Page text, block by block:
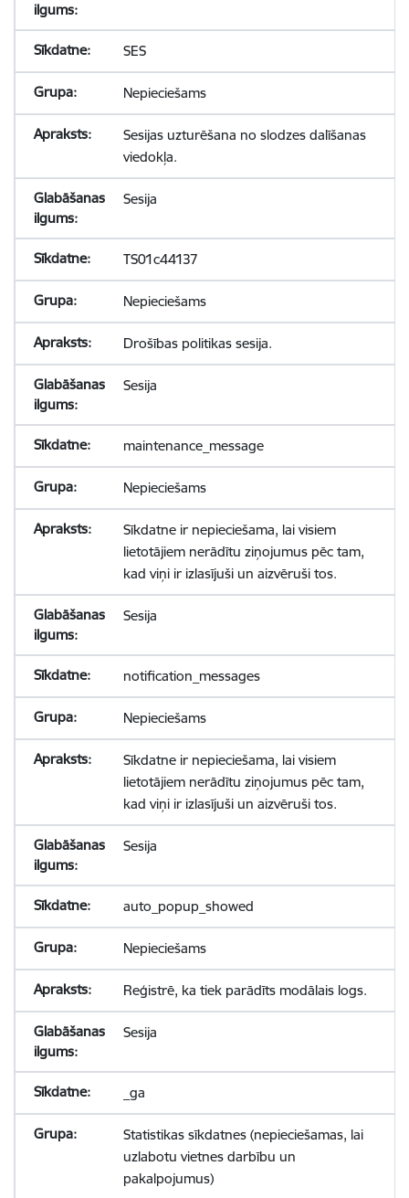
SES
Nepieciešams
Sesijas uzturēšana no slodzes dalīšanas
viedokļa.
Sesija
TS01c44137
Nepieciešams
Drošības politikas sesija.
Sesija
maintenance_message
Nepieciešams
Sīkdatne ir nepieciešama, lai visiem
lietotājiem nerādītu ziņojumus pēc tam,
kad viņi ir izlasījuši un aizvēruši tos.
Sesija
notification_messages
Nepieciešams
Sīkdatne ir nepieciešama, lai visiem
lietotājiem nerādītu ziņojumus pēc tam,
kad viņi ir izlasījuši un aizvēruši tos.
Sesija
auto_popup_showed
Nepieciešams
Reģistrē, ka tiek parādīts modālais logs.
Sesija
_ga
Statistikas sīkdatnes (nepieciešamas, lai
uzlabotu vietnes darbību un
pakalpojumus)